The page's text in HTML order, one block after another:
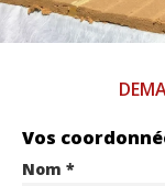
Vos
Nom *